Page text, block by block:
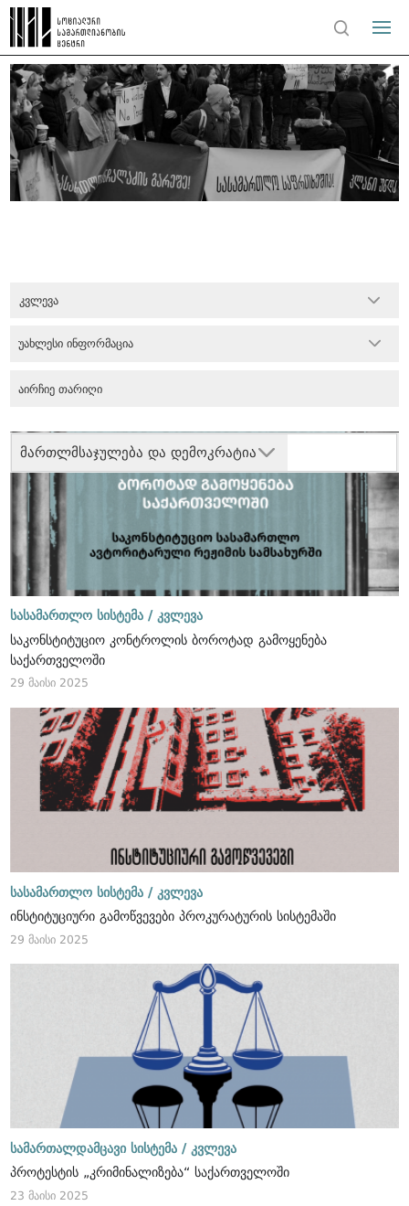
კვლევა
მართლმსაჯულება და დემოკრატია
უახლესი ინფორმაცია
სასამართლო სისტემა / კვლევა
საკონსტიტუციო კონტროლის ბოროტად გამოყენება
საქართველოში
29 მაისი 2025
სასამართლო სისტემა / კვლევა
ინსტიტუციური გამოწვევები პროკურატურის სისტემაში
29 მაისი 2025
სამართალდამცავი სისტემა / კვლევა
პროტესტის „კრიმინალიზება“ საქართველოში
23 მაისი 2025